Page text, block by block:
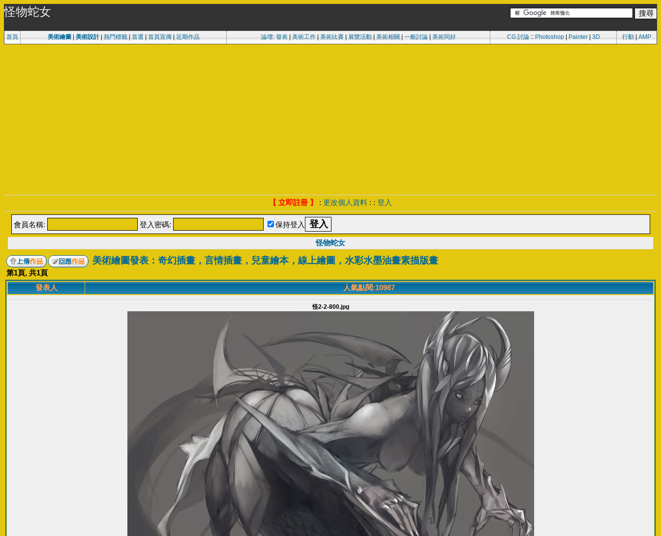
怪物蛇女
首頁 美術繪圖 美術設計| 熱門標籤| 首選 首頁宣傳| 近期作品 論壇: 發表| 美術工作| 美術比賽| 展覽活動| 美術相關 一般討論| 美術同好 CG 討論:: Photoshop| Painter| 3D 行動 AMP
【 立即註冊 】 : 更改個人資料 : : 登入
會員名稱: 登入密碼: 保持登入
怪物蛇女
美術繪圖發表：奇幻插畫，言情插畫，兒童繪本，線上繪圖，水彩水墨油畫素描版畫
第1頁, 共1頁
發表人
人氣點閱:10987
怪2-2-800.jpg